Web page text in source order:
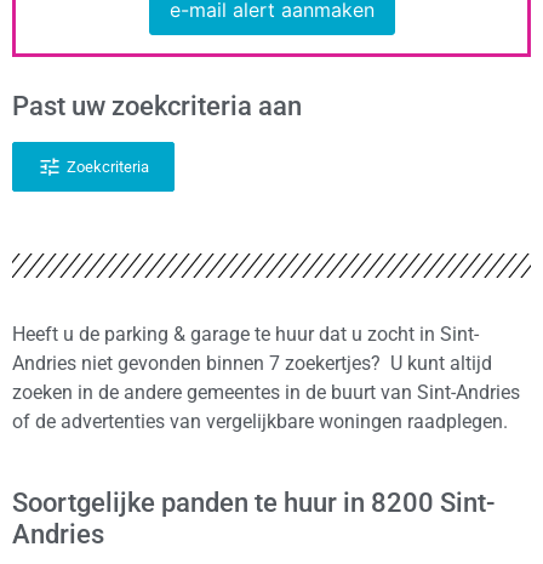
e-mail alert aanmaken
Past uw zoekcriteria aan
Zoekcriteria
Heeft u de parking & garage te huur dat u zocht in Sint-
Andries niet gevonden binnen 7 zoekertjes? U kunt altijd
zoeken in de andere gemeentes in de buurt van Sint-Andries
of de advertenties van vergelijkbare woningen raadplegen.
Soortgelijke panden te huur in 8200 Sint-
Andries